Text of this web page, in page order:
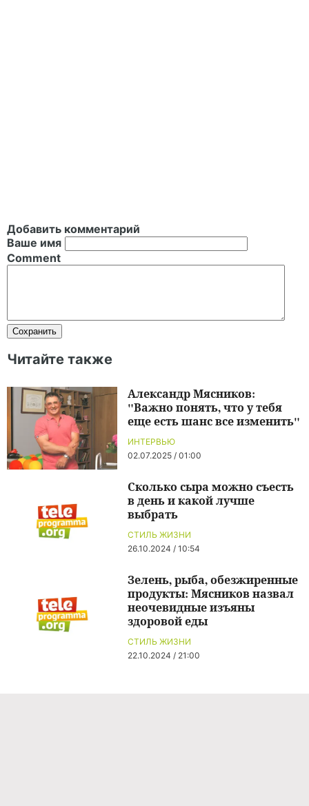
Добавить комментарий
Ваше имя
Comment
Читайте также
ИНТЕРВЬЮ
02.07.2025 / 01:00
Александр Мясников:
"Важно понять, что у тебя
еще есть шанс все изменить"
СТИЛЬ ЖИЗНИ
26.10.2024 / 10:54
Сколько сыра можно съесть
в день и какой лучше
выбрать
СТИЛЬ ЖИЗНИ
22.10.2024 / 21:00
Зелень, рыба, обезжиренные
продукты: Мясников назвал
неочевидные изъяны
здоровой еды